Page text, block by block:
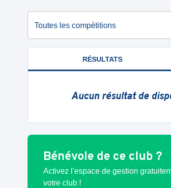
Toutes les compétitions
RÉSULTATS
Aucun résultat de
Bénévole de ce club ?
Activez l'espace de gestion
votre club !